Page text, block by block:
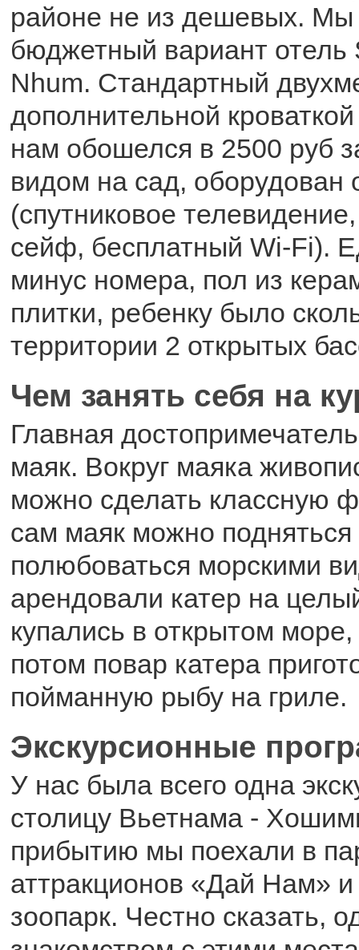
районе не из дешевых.
бюджетный вариант отель
Nhum. Стандартный
дополнительной
нам обошелся в 2500 руб
видом на сад, оборудован
(спутниковое
сейф, бесплатный Wi-Fi).
минус номера, пол из
плитки, ребенку было
территории 2 открытых
Чем занять себя на
Главная
маяк. Вокруг маяка
можно сделать классную
сам маяк можно подняться
полюбоваться морскими
арендовали катер на
купались в открытом
потом повар катера
пойманную рыбу на гриле.
Экскурсионные
У нас была всего одна
столицу Вьетнама -
прибытию мы поехали в
аттракционов «Дай Нам»
зоопарк. Честно сказать,